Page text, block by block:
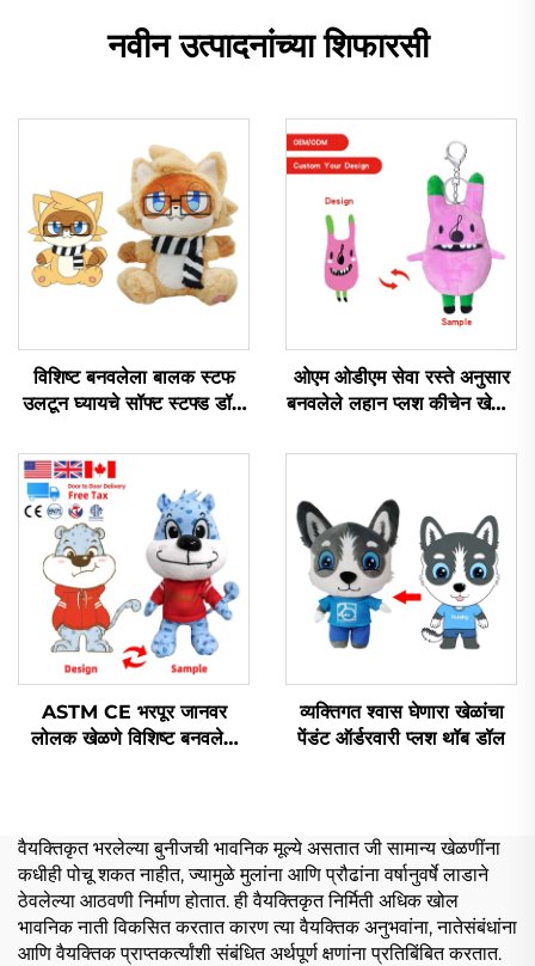
नवीन उत्पादनांच्या शिफारसी
विशिष्ट बनवलेला बालक स्टफ
उलटून घ्यायचे सॉफ्ट स्टफ्ड डॉल
खेळणे
ओएम ओडीएम सेवा रस्ते अनुसार
बनवलेले लहान प्लश कीचेन खेळणे
प्रचारासाठी
ASTM CE भरपूर जानवर
लोलक खेळणे विशिष्ट बनवलेले
व्यक्तिगत श्वास घेणारा खेळांचा
पेंडंट ऑर्डरवारी प्लश थॉब डॉल
वैयक्तिकृत भरलेल्या बुनीजची भावनिक मूल्ये असतात जी सामान्य खेळणींना
कधीही पोचू शकत नाहीत, ज्यामुळे मुलांना आणि प्रौढांना वर्षानुवर्षे लाडाने
ठेवलेल्या आठवणी निर्माण होतात. ही वैयक्तिकृत निर्मिती अधिक खोल
भावनिक नाती विकसित करतात कारण त्या वैयक्तिक अनुभवांना, नातेसंबंधांना
आणि वैयक्तिक प्राप्तकर्त्यांशी संबंधित अर्थपूर्ण क्षणांना प्रतिबिंबित करतात.